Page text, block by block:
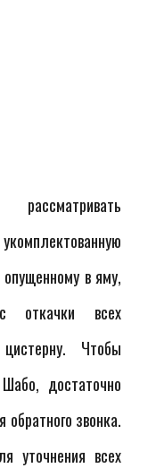
в яму,
откачки всех
Чтобы
достаточно
обратного звонка.
уточнения всех